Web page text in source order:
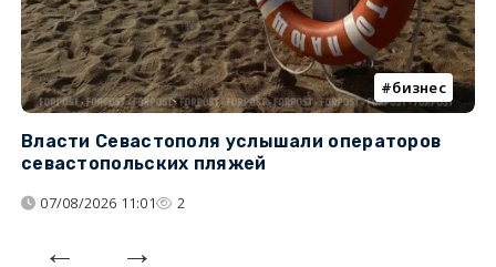
бизнес
Власти Севастополя услышали операторов
севастопольских пляжей
07/08/2026 11:01 2